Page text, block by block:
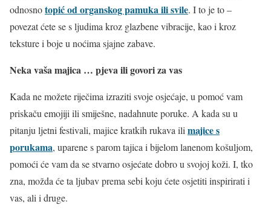
odnosnotopić od organskog pamuka ili svile. I to je to –
povezat ćete se s ljudima kroz glazbene vibracije, kao i kroz
teksture i boje u noćima sjajne zabave.
Neka vaša majica … pjeva ili govori za vas
Kada ne možete riječima izraziti svoje osjećaje, u pomoć vam
priskaču emojiji ili smiješne, nadahnute poruke. A kada su u
pitanju ljetni festivali, majice kratkih rukava ili majice s
porukama, uparene s parom tajica i bijelom lanenom košuljom,
pomoći će vam da se stvarno osjećate dobro u svojoj koži. I, tko
zna, možda će ta ljubav prema sebi koju ćete osjetiti inspirirati i
vas, ali i druge.